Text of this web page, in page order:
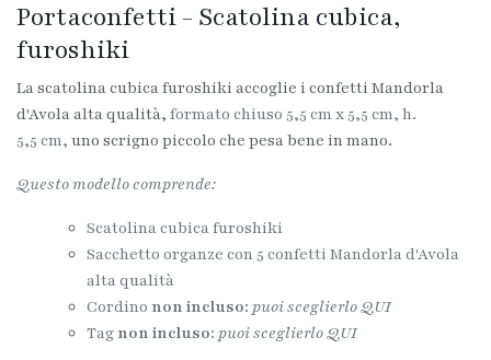
Portaconfetti - Scatolina cubica,
furoshiki
La scatolina cubica furoshiki accoglie i confetti Mandorla
d'Avola alta qualità, formato chiuso 5,5 cm x 5,5 cm, h.
5,5 cm, uno scrigno piccolo che pesa bene in mano.
Questo modello comprende:
Scatolina cubica furoshiki
Sacchetto organze con 5 confetti Mandorla d'Avola
alta qualità
​​Cordino non incluso: puoi sceglierlo QUI
Tag non incluso: puoi sceglierlo QUI